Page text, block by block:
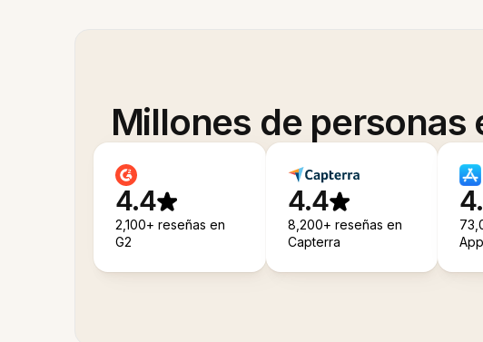
Millones de
4.4
2,100+ reseñas en
G2
4.4
8,200+ reseñas en
Capterra